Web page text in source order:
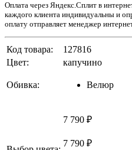
Оплата через Яндекс.Сплит в
каждого клиента индивидуальны и
оплату отправляет менеджер
Код товара:
127816
Цвет:
капучино
Обивка: Велюр
7 790 ₽
7 790 ₽